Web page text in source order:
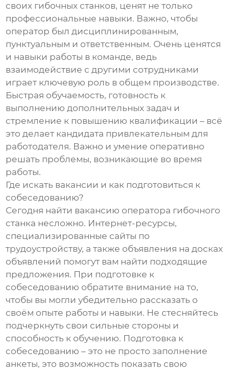
своих гибочных станков, ценят не только
профессиональные навыки. Важно, чтобы
оператор был дисциплинированным,
пунктуальным и ответственным. Очень ценятся
и навыки работы в команде, ведь
взаимодействие с другими сотрудниками
играет ключевую роль в общем производстве.
Быстрая обучаемость, готовность к
выполнению дополнительных задач и
стремление к повышению квалификации – всё
это делает кандидата привлекательным для
работодателя. Важно и умение оперативно
решать проблемы, возникающие во время
работы.
Где искать вакансии и как подготовиться к
собеседованию?
Сегодня найти вакансию оператора гибочного
станка несложно. Интернет-ресурсы,
специализированные сайты по
трудоустройству, а также объявления на досках
объявлений помогут вам найти подходящие
предложения. При подготовке к
собеседованию обратите внимание на то,
чтобы вы могли убедительно рассказать о
своём опыте работы и навыки. Не стесняйтесь
подчеркнуть свои сильные стороны и
способность к обучению. Подготовка к
собеседованию – это не просто заполнение
анкеты, это возможность показать свою